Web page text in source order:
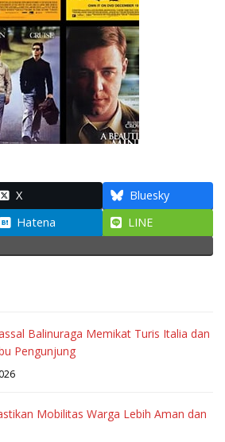
X
Bluesky
Hatena LINE
Balinuraga Memikat Turis Italia dan
Pengunjung
Mobilitas Warga Lebih Aman dan